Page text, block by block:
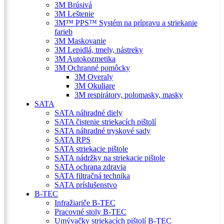
3M Brúsivá
3M Leštenie
3M™ PPS™ Systém na prípravu a striekanie
farieb
3M Maskovanie
3M Lepidlá, tmely, nástreky
3M Autokozmetika
3M Ochranné pomôcky
3M Overaly
3M Okuliare
3M respirátory, polomasky, masky
SATA
SATA náhradné diely
SATA čistenie striekacích pištolí
SATA náhradné tryskové sady
SATA RPS
SATA striekacie pištole
SATA nádržky na striekacie pištole
SATA ochrana zdravia
SATA filtračná technika
SATA príslušenstvo
B-TEC
Infražiariče B-TEC
Pracovné stoly B-TEC
Umývačky striekacích pištolí B-TEC